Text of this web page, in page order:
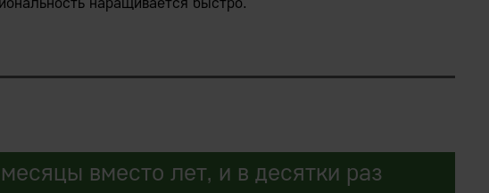
являются сборными, под требования конкретного
работ мечтает «хочу то, то и то, и еще вот такую-то
ее тоже хочу».
собирается программный код запрошенного
вместо лет, и в десятки раз